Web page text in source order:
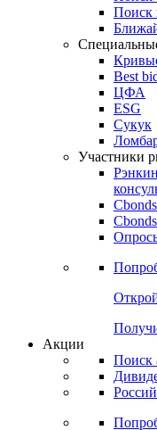
Облигации
Поиски
Поиск
Поиск
Поиск
Best
ЦФА
ESG
Сукук
Участники
Поиск